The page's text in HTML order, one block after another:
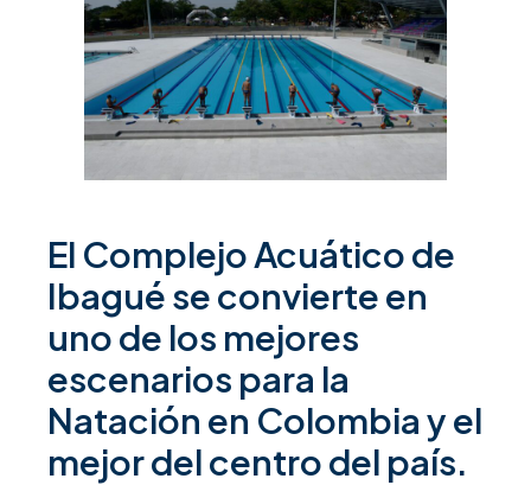
El Complejo Acuático de
Ibagué se convierte en
uno de los mejores
escenarios para la
Natación en Colombia y el
mejor del centro del país.